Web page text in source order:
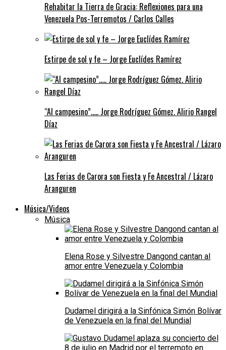
Rehabitar la Tierra de Gracia: Reflexiones para una
Venezuela Pos-Terremotos / Carlos Calles
Estirpe de sol y fe – Jorge Euclídes Ramírez
“Al campesino”….. Jorge Rodríguez Gómez. Alirio Rangel
Díaz
Las Ferias de Carora son Fiesta y Fe Ancestral / Lázaro
Aranguren
Música/Videos
Música
Elena Rose y Silvestre Dangond cantan al
amor entre Venezuela y Colombia
Dudamel dirigirá a la Sinfónica Simón Bolívar
de Venezuela en la final del Mundial